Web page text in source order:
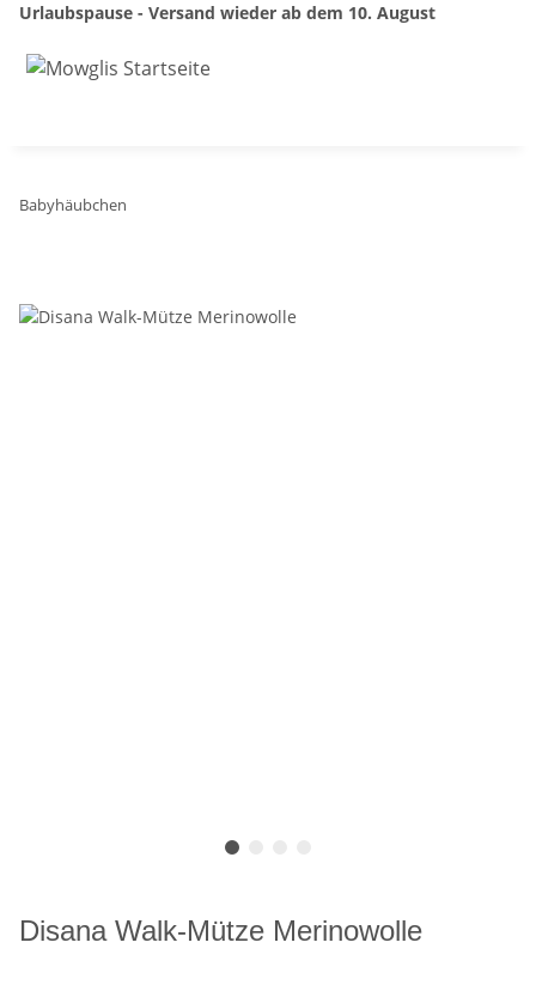
Urlaubspause - Versand wieder ab dem 10. August
Babyhäubchen
Disana Walk-Mütze Merinowolle